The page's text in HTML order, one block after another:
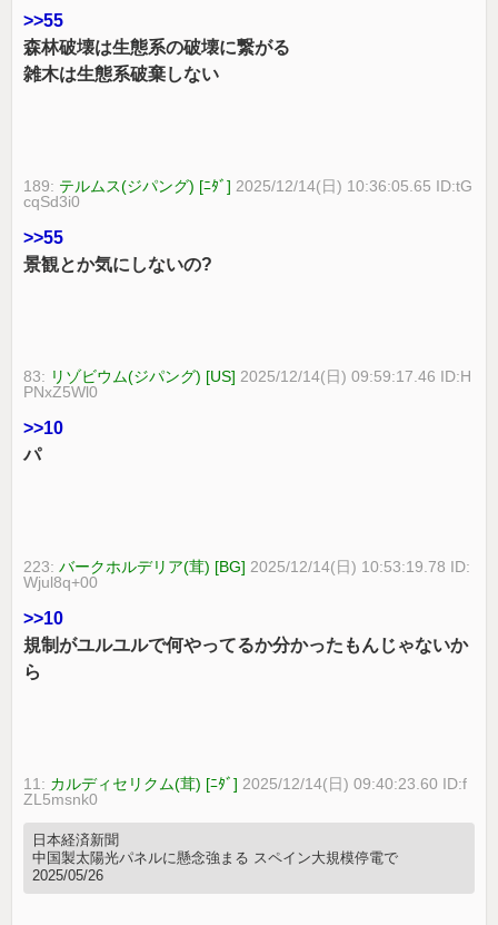
>>55
森林破壊は生態系の破壊に繋がる
雑木は生態系破棄しない
189: テルムス(ジパング) [ﾆﾀﾞ] 2025/12/14(日) 10:36:05.65 ID:tG
cqSd3i0
>>55
景観とか気にしないの?
83: リゾビウム(ジパング) [US] 2025/12/14(日) 09:59:17.46 ID:H
PNxZ5Wl0
>>10
パ
223:バークホルデリア(茸) [BG] 2025/12/14(日) 10:53:19.78 ID:
Wjul8q+00
>>10
規制がユルユルで何やってるか分かったもんじゃないか
ら
11: カルディセリクム(茸) [ﾆﾀﾞ] 2025/12/14(日) 09:40:23.60 ID:f
ZL5msnk0
日本経済新聞
中国製太陽光パネルに懸念強まる スペイン大規模停電で
2025/05/26